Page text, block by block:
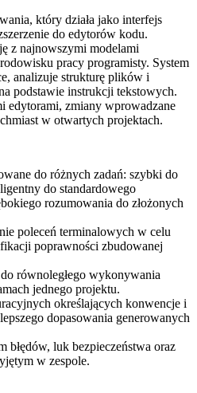
który działa jako interfejs
do edytorów kodu.
z najnowszymi modelami
pracy programisty. System
analizuje strukturę plików i
podstawie instrukcji tekstowych.
edytorami, zmiany wprowadzane
w otwartych projektach.
do różnych zadań: szybki do
do standardowego
rozumowania do złożonych
poleceń terminalowych w celu
poprawności zbudowanej
równoległego wykonywania
jednego projektu.
określających konwencje i
dopasowania generowanych
błędów, luk bezpieczeństwa oraz
w zespole.